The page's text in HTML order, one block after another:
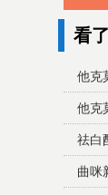
看
他克
他克
祛白
曲咪